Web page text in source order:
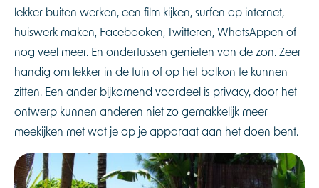
lekker buiten werken, een film kijken, surfen op internet,
huiswerk maken, Facebooken, Twitteren, WhatsAppen of
nog veel meer. En ondertussen genieten van de zon. Zeer
handig om lekker in de tuin of op het balkon te kunnen
zitten. Een ander bijkomend voordeel is privacy, door het
ontwerp kunnen anderen niet zo gemakkelijk meer
meekijken met wat je op je apparaat aan het doen bent.